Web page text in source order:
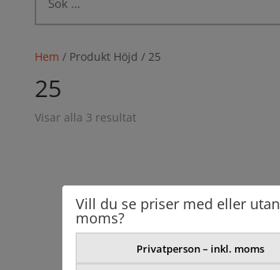
efter:
Hem / Produkt Höjd / 25
25
Visar alla 3 resultat
Vill du se priser med eller utan
moms?
Privatperson – inkl. moms